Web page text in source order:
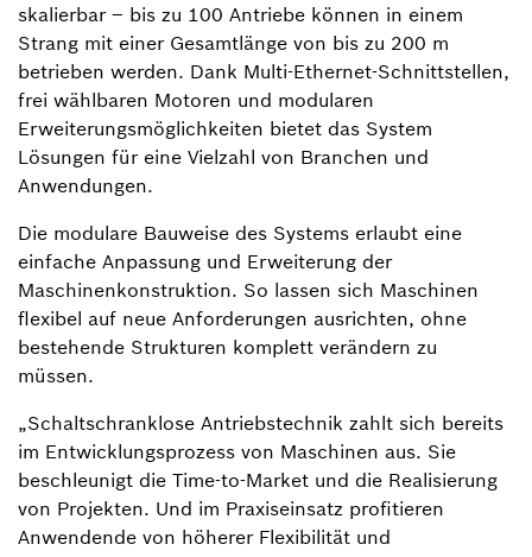
skalierbar – bis zu 100 Antriebe können in einem
Strang mit einer Gesamtlänge von bis zu 200 m
betrieben werden. Dank Multi-Ethernet-Schnittstellen,
frei wählbaren Motoren und modularen
Erweiterungsmöglichkeiten bietet das System
Lösungen für eine Vielzahl von Branchen und
Anwendungen.
Die modulare Bauweise des Systems erlaubt eine
einfache Anpassung und Erweiterung der
Maschinenkonstruktion. So lassen sich Maschinen
flexibel auf neue Anforderungen ausrichten, ohne
bestehende Strukturen komplett verändern zu
müssen.
„Schaltschranklose Antriebstechnik zahlt sich bereits
im Entwicklungsprozess von Maschinen aus. Sie
beschleunigt die Time-to-Market und die Realisierung
von Projekten. Und im Praxiseinsatz profitieren
Anwendende von höherer Flexibilität und